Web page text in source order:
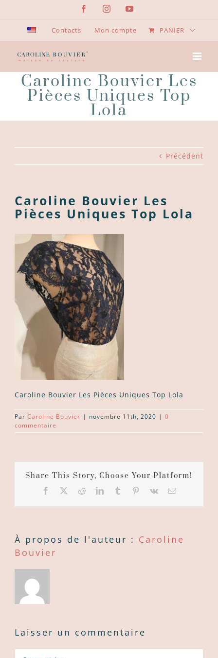
contenu
FacebookInstagramYouTube
Contacts Mon compte PANIER
Caroline Bouvier Les
Pièces Uniques Top
Lola
Précédent
Caroline Bouvier Les
Pièces Uniques Top Lola
Caroline Bouvier Les Pièces Uniques Top Lola
Par Caroline Bouvier | novembre 11th, 2020 | 0
commentaire
Share This Story, Choose Your Platform!
Facebook RedditLinkedIn
TumblrPinterest
Vk
Courriel
À propos de l'auteur : Caroline
Bouvier
Laisser un commentaire